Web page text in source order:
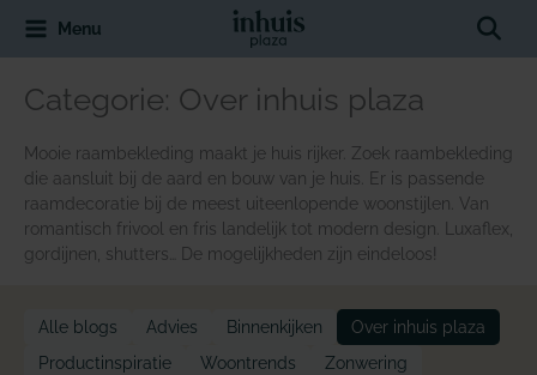
naar
inhoud
Menu
Categorie: Over inhuis plaza
Mooie raambekleding maakt je huis rijker. Zoek raambekleding
die aansluit bij de aard en bouw van je huis. Er is passende
raamdecoratie bij de meest uiteenlopende woonstijlen. Van
romantisch frivool en fris landelijk tot modern design. Luxaflex,
gordijnen, shutters… De mogelijkheden zijn eindeloos!
Alle blogs Advies Binnenkijken
Over inhuis plaza
Productinspiratie
Woontrends Zonwering